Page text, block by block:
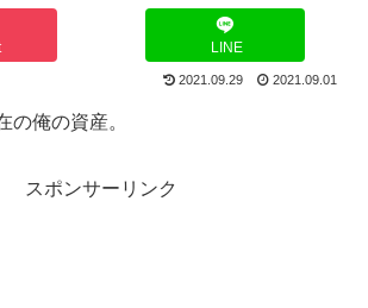
LINE
2021.09.29 2021.09.01
の俺の資産。
スポンサーリンク